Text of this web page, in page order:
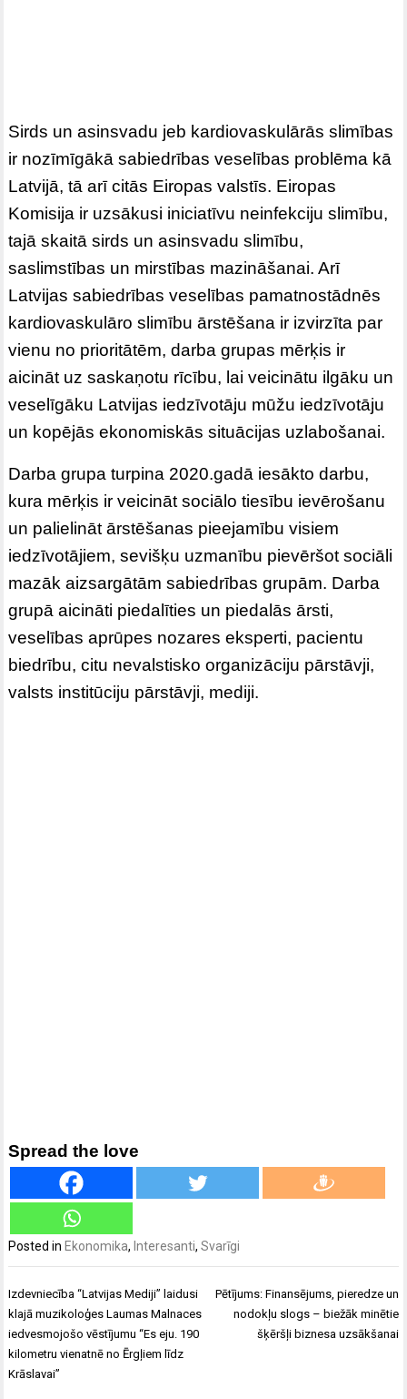
Sirds un asinsvadu jeb kardiovaskulārās slimības
ir nozīmīgākā sabiedrības veselības problēma kā
Latvijā, tā arī citās Eiropas valstīs. Eiropas
Komisija ir uzsākusi iniciatīvu neinfekciju slimību,
tajā skaitā sirds un asinsvadu slimību,
saslimstības un mirstības mazināšanai. Arī
Latvijas sabiedrības veselības pamatnostādnēs
kardiovaskulāro slimību ārstēšana ir izvirzīta par
vienu no prioritātēm, darba grupas mērķis ir
aicināt uz saskaņotu rīcību, lai veicinātu ilgāku un
veselīgāku Latvijas iedzīvotāju mūžu iedzīvotāju
un kopējās ekonomiskās situācijas uzlabošanai.
Darba grupa turpina 2020.gadā iesākto darbu,
kura mērķis ir veicināt sociālo tiesību ievērošanu
un palielināt ārstēšanas pieejamību visiem
iedzīvotājiem, sevišķu uzmanību pievēršot sociāli
mazāk aizsargātām sabiedrības grupām. Darba
grupā aicināti piedalīties un piedalās ārsti,
veselības aprūpes nozares eksperti, pacientu
biedrību, citu nevalstisko organizāciju pārstāvji,
valsts institūciju pārstāvji, mediji.
Spread the love
Posted in Ekonomika, Interesanti,Svarīgi
Ziņu
izvēlne
Izdevniecība “Latvijas Mediji” laidusi
klajā muzikoloģes Laumas Malnaces
iedvesmojošo vēstījumu “Es eju. 190
kilometru vienatnē no Ērgļiem līdz
Krāslavai”
Pētījums: Finansējums, pieredze un
nodokļu slogs – biežāk minētie
šķēršļi biznesa uzsākšanai